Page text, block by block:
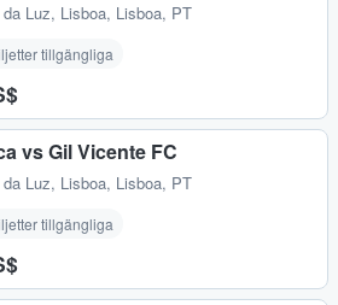
Luz, Lisboa, Lisboa, PT
tillgängliga
vs Gil Vicente FC
Luz, Lisboa, Lisboa, PT
tillgängliga